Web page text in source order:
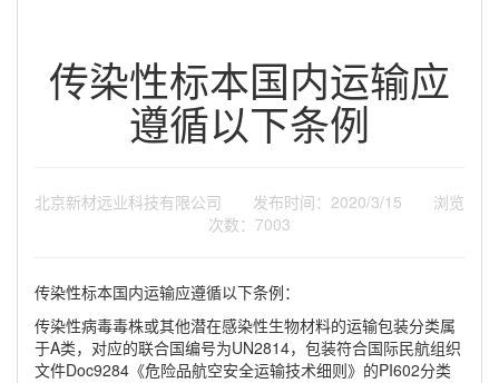
传染性标本国内运输应
遵循以下条例
北京新材远业科技有限公司 发布时间：2020/3/15 浏览
次数：7003
传染性标本国内运输应遵循以下条例：
传染性病毒毒株或其他潜在感染性生物材料的运输包装分类属
于A类，对应的联合国编号为UN2814，包装符合国际民航组织
文件Doc9284《危险品航空安全运输技术细则》的PI602分类